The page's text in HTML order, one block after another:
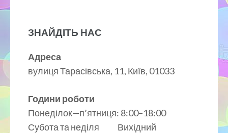
ЗНАЙДІТЬ НАС
Адреса
вулиця Тарасівська, 11, Київ, 01033
Години роботи
Понеділок—п’ятниця: 8:00–18:00
Субота та неділя Вихідний